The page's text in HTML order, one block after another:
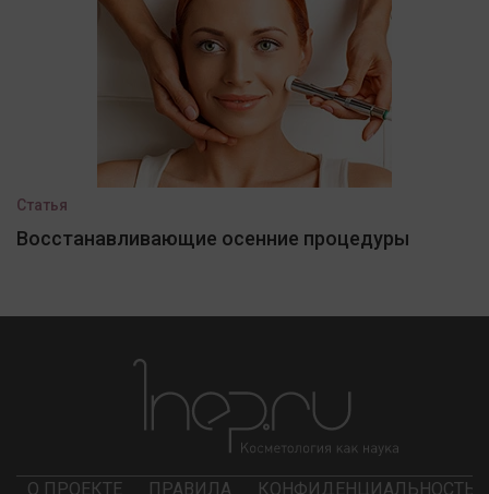
Статья
Восстанавливающие осенние процедуры
О ПРОЕКТЕ ПРАВИЛА КОНФИДЕНЦИАЛЬНОСТЬ